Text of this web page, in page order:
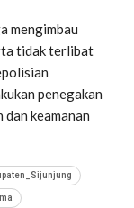
mengimbau
tidak terlibat
penegakan
keamanan